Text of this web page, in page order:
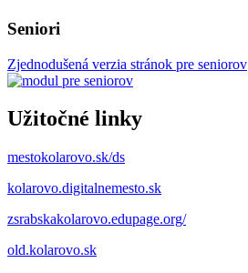
Seniori
Zjednodušená verzia stránok pre seniorov
Užitočné linky
mestokolarovo.sk/ds
kolarovo.digitalnemesto.sk
zsrabskakolarovo.edupage.org/
old.kolarovo.sk